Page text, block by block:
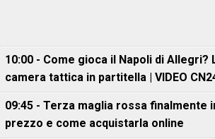
10:00 - Come gioca il Napoli di Allegri?
camera tattica in partitella | VIDEO
09:45 - Terza maglia rossa finalmente
prezzo e come acquistarla online